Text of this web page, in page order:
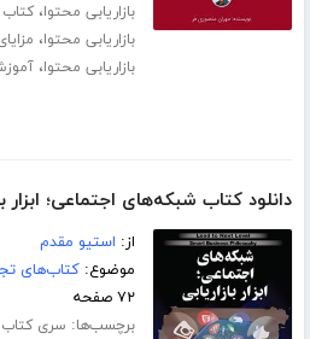
بازاریابی محتوا،کتاب
بازاریابی محتوا،
بازاریابی محتوا،
دانلود کتاب شبکه‌های اجتماعی؛ ابزار
از: استیو مقدم
موضوع:کتاب‌های
۷۲ صفحه
برچسب‌ها: سری کتاب